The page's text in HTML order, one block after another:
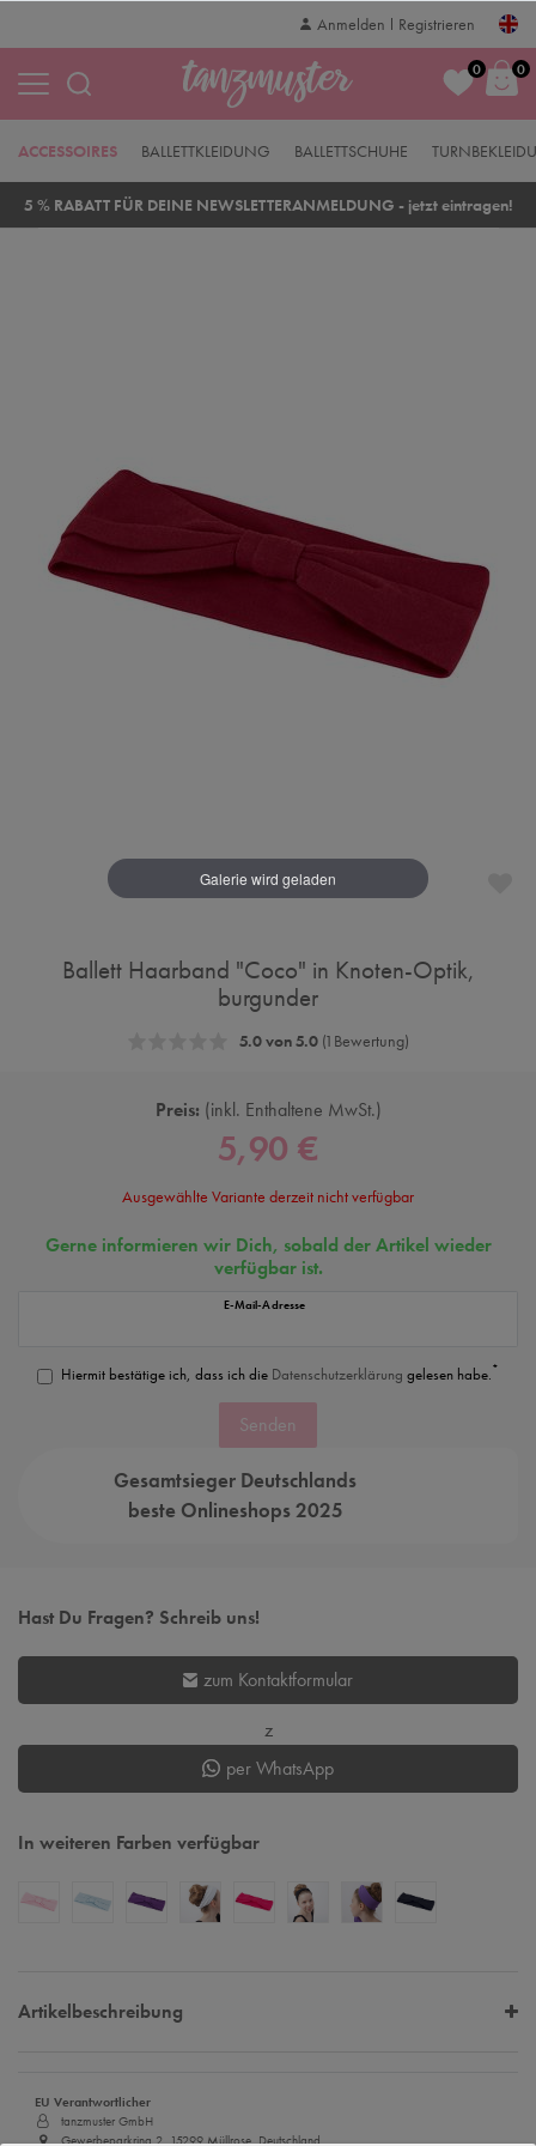
Anmelden Registrieren
0 0
BALLETTKLEIDUNG BALLETTSCHUHE
ACCESSOIRES
5 % RABATT FÜR DEINE NEWSLETTERANMELDUNG - jetzt eintragen!
Ballett Haarband "Coco" in Knoten-Optik,
burgunder
5.0 von 5.0(1 Bewertung)
Preis: inkl. Enthaltene MwSt.
5,90 €
Ausgewählte Variante derzeit nicht verfügbar
Gerne informieren wir Dich, sobald der Artikel wieder
verfügbar ist.
E-Mail-Adresse
Hiermit bestätige ich, dass ich die Daten­schutz­erklärung gelesen habe.*
Senden
Gesamtsieger Deutschlands
beste Onlineshops 2025
Hast Du Fragen? Schreib uns!
zum Kontaktformular
z
per WhatsApp
In weiteren Farben verfügbar
Artikelbeschreibung
EU Verantwortlicher
tanzmuster GmbH
Gewerbeparkring 2, 15299 Müllrose, Deutschland